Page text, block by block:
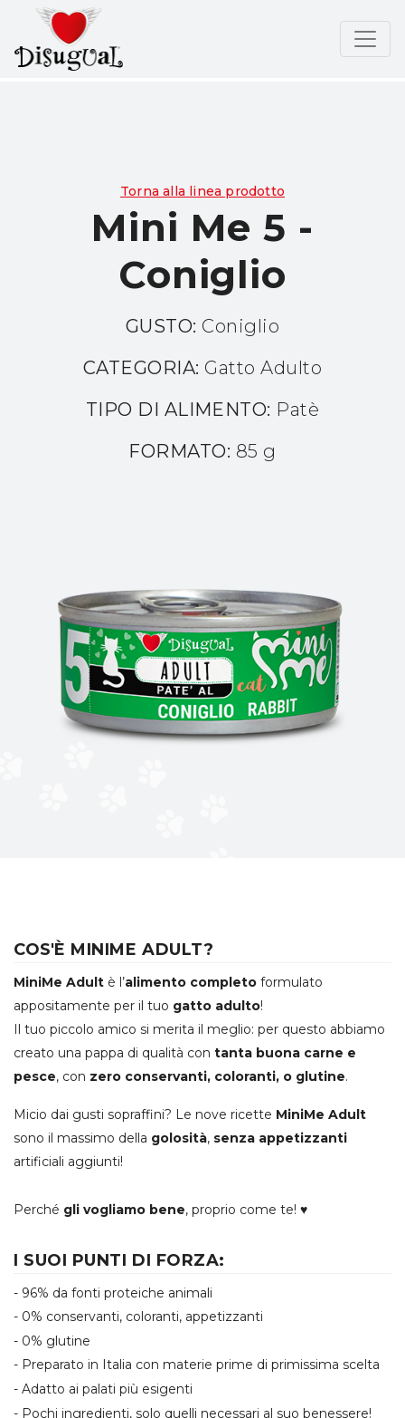
Torna alla linea prodotto
Mini Me 5 -
Coniglio
GUSTO: Coniglio
CATEGORIA: Gatto Adulto
TIPO DI ALIMENTO: Patè
FORMATO: 85 g
COS'È MINIME ADULT?
MiniMe Adult è l’alimento completo formulato
appositamente per il tuo gatto adulto!
Il tuo piccolo amico si merita il meglio: per questo abbiamo
creato una pappa di qualità con tanta buona carne e
pesce, con zero conservanti, coloranti, o glutine.
Micio dai gusti sopraffini? Le nove ricette MiniMe Adult
sono il massimo della golosità, senza appetizzanti
artificiali aggiunti!
Perché gli vogliamo bene, proprio come te! ♥
I SUOI PUNTI DI FORZA:
- 96% da fonti proteiche animali
- 0% conservanti, coloranti, appetizzanti
- 0% glutine
- Preparato in Italia con materie prime di primissima scelta
- Adatto ai palati più esigenti
- Pochi ingredienti, solo quelli necessari al suo benessere!